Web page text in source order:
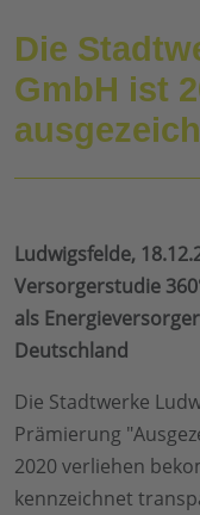
Die
GmbH ist
Ludwigsfelde,
Versorgerstudie
als
Deutschland
Die Stadtwerke
Prämierung
2020 verliehen
kennzeichnet